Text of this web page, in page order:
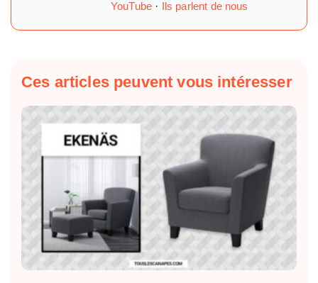
YouTube · Ils parlent de nous
Ces articles peuvent vous intéresser